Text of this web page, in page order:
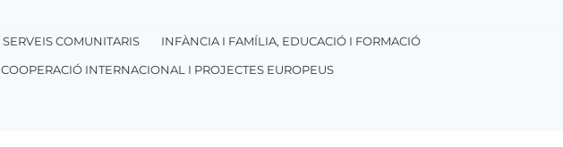
SERVEIS COMUNITARIS
INFÀNCIA I FAMÍLIA, EDUCACIÓ I FORMACIÓ
COOPERACIÓ INTERNACIONAL I PROJECTES EUROPEUS